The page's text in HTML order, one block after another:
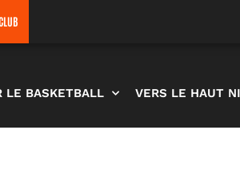
LE BASKETBALL VERS LE HAUT